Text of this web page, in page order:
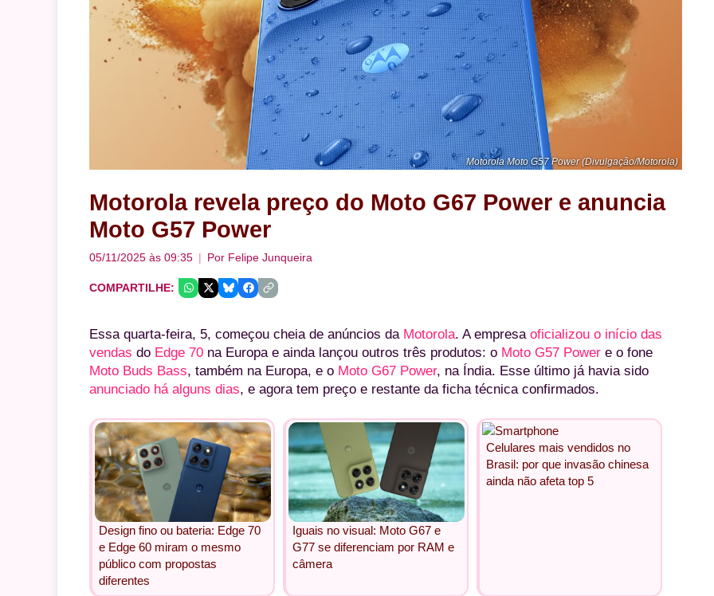
Motorola Moto G57 Power (Divulgação/Motorola)
Motorola revela preço do Moto G67 Power e anuncia
Moto G57 Power
05/11/2025 às 09:35 Por Felipe Junqueira
COMPARTILHE:
Essa quarta-feira, 5, começou cheia de anúncios da Motorola. A empresa oficializou o início das
vendas do Edge 70 na Europa e ainda lançou outros três produtos: o Moto G57 Power e o fone
Moto Buds Bass, também na Europa, e o Moto G67 Power, na Índia. Esse último já havia sido
anunciado há alguns dias, e agora tem preço e restante da ficha técnica confirmados.
Design fino ou bateria: Edge 70
e Edge 60 miram o mesmo
público com propostas
diferentes
Iguais no visual: Moto G67 e
G77 se diferenciam por RAM e
câmera
Celulares mais vendidos no
Brasil: por que invasão chinesa
ainda não afeta top 5